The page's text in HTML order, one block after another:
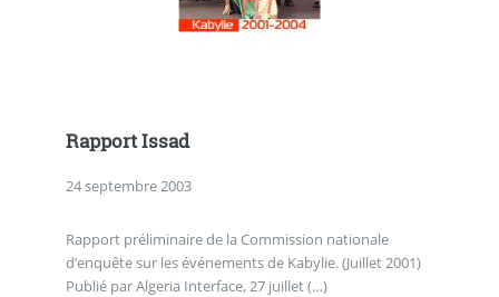
Rapport Issad
24 septembre 2003
Rapport préliminaire de la Commission nationale
d’enquête sur les événements de Kabylie. (Juillet 2001)
Publié par Algeria Interface, 27 juillet (…)